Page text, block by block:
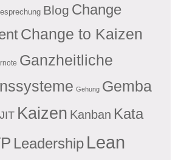
Blog Change
Change to Kaizen
Ganzheitliche
Gehung Gemba
JIT Kaizen Kanban Kata
Leadership Lean